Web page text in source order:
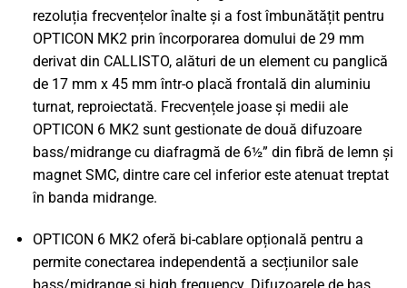
rezoluția frecvențelor înalte și a fost îmbunătățit pentru
OPTICON MK2 prin încorporarea domului de 29 mm
derivat din CALLISTO, alături de un element cu panglică
de 17 mm x 45 mm într-o placă frontală din aluminiu
turnat, reproiectată. Frecvențele joase și medii ale
OPTICON 6 MK2 sunt gestionate de două difuzoare
bass/midrange cu diafragmă de 6½” din fibră de lemn și
magnet SMC, dintre care cel inferior este atenuat treptat
în banda midrange.
OPTICON 6 MK2 oferă bi-cablare opțională pentru a
permite conectarea independentă a secțiunilor sale